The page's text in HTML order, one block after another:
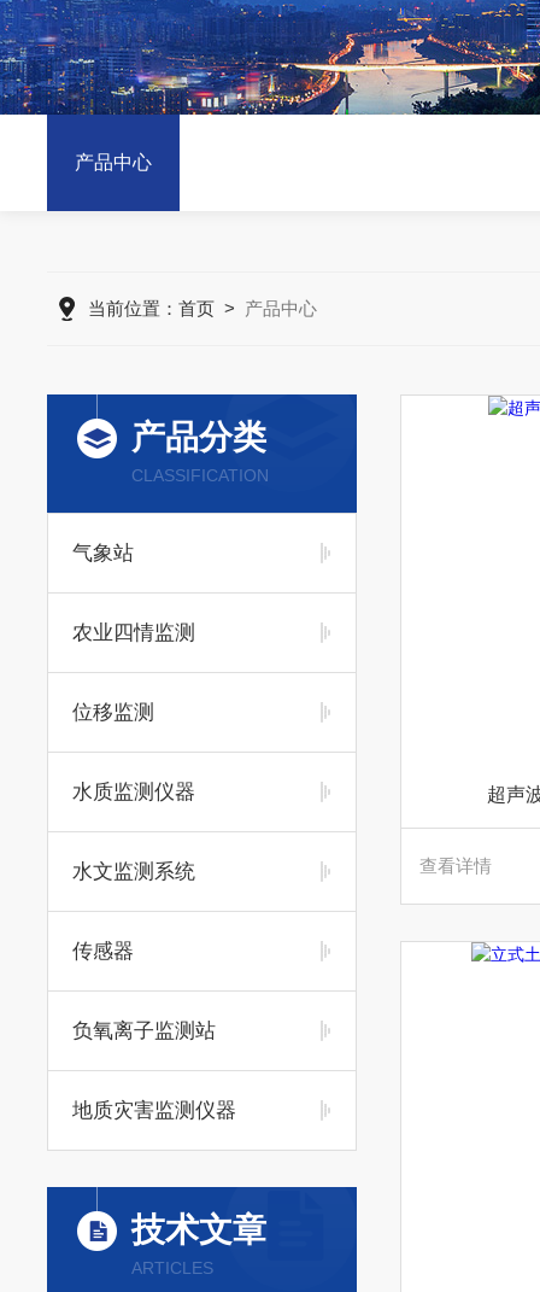
产品中心
当前位置： 首页 > 产品中心
产品分类
CLASSIFICATION
气象站
农业四情监测
位移监测
水质监测仪器
水文监测系统
传感器
负氧离子监测站
地质灾害监测仪器
技术文章
ARTICLES
超声
查看详情